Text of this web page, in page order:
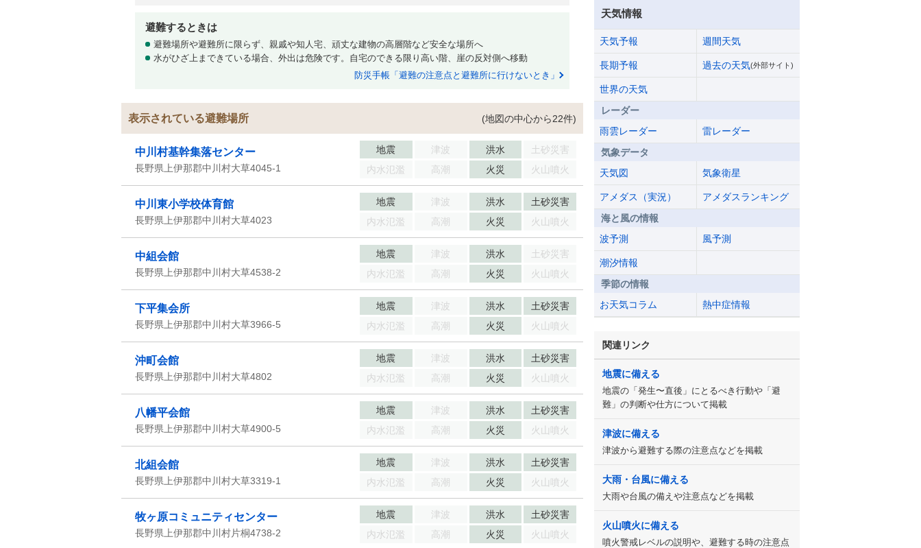
避難するときは
避難場所や避難所に限らず、親戚や知人宅、頑丈な建物の高層階など安全な場所へ
水がひざ上まできている場合、外出は危険です。自宅のできる限り高い階、崖の反対側へ移動
防災手帳「避難の注意点と避難所に行けないとき」
表示されている避難場所 (地図の中心から22件)
中川村基幹集落センター
長野県上伊那郡中川村大草4045-1
地震 津波 洪水
土砂災害
内水氾濫
高潮 火災 火山噴火
中川東小学校体育館
長野県上伊那郡中川村大草4023
地震 津波 洪水
土砂災害
内水氾濫
高潮 火災 火山噴火
中組会館
長野県上伊那郡中川村大草4538-2
地震 津波 洪水
土砂災害
内水氾濫
高潮 火災 火山噴火
下平集会所
長野県上伊那郡中川村大草3966-5
地震 津波 洪水
土砂災害
内水氾濫
高潮 火災 火山噴火
沖町会館
長野県上伊那郡中川村大草4802
地震 津波 洪水
土砂災害
内水氾濫
高潮 火災 火山噴火
八幡平会館
長野県上伊那郡中川村大草4900-5
地震 津波 洪水
土砂災害
内水氾濫
高潮 火災 火山噴火
北組会館
長野県上伊那郡中川村大草3319-1
地震 津波 洪水
土砂災害
内水氾濫
高潮 火災 火山噴火
牧ヶ原コミュニティセンター
長野県上伊那郡中川村片桐4738-2
地震 津波 洪水
土砂災害
内水氾濫
高潮 火災 火山噴火
天気情報
天気予報 週間天気
長期予報 過去の天気(外部サイト)
世界の天気
レーダー
雨雲レーダー
雷レーダー
気象データ
天気図
気象衛星
アメダス（実況）
アメダスランキング
海と風の情報
波予測
風予測
潮汐情報
季節の情報
お天気コラム
熱中症情報
関連リンク
地震に備える
地震の「発生〜直後」にとるべき行動や「避
難」の判断や仕方について掲載
津波に備える
津波から避難する際の注意点などを掲載
大雨・台風に備える
大雨や台風の備えや注意点などを掲載
火山噴火に備える
噴火警戒レベルの説明や、避難する時の注意点